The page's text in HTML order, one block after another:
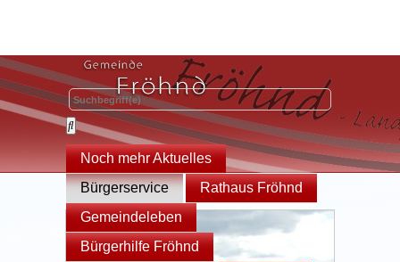
Noch mehr Aktuelles
Bürgerservice
Rathaus Fröhnd
Gemeindeleben
Bürgerhilfe Fröhnd